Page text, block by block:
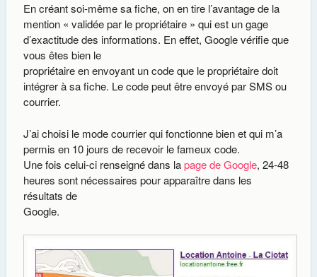
En créant soi-même sa fiche, on en tire l’avantage de la
mention « validée par le propriétaire » qui est un gage
d’exactitude des informations. En effet, Google vérifie que
vous êtes bien le
propriétaire en envoyant un code que le propriétaire doit
intégrer à sa fiche. Le code peut être envoyé par SMS ou
courrier.
J’ai choisi le mode courrier qui fonctionne bien et qui m’a
permis en 10 jours de recevoir le fameux code.
Une fois celui-ci renseigné dans lapage de Google, 24-48
heures sont nécessaires pour apparaître dans les
résultats de
Google.